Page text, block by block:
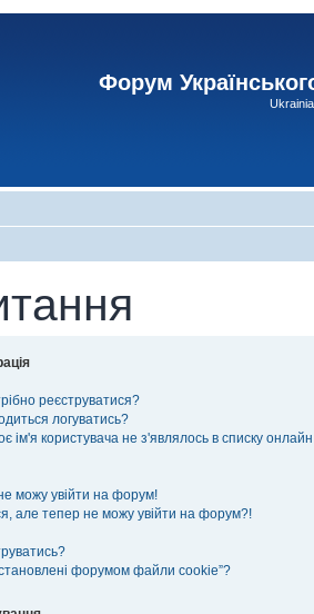
Форум
реєструватися?
логуватись?
ім'я користувача не з'являлось в списку онлайн
можу увійти на форум!
але тепер не можу увійти на форум?!
форумом файли cookie”?